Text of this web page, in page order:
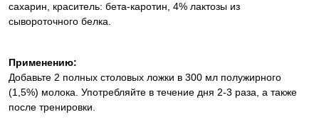
сахарин, краситель: бета-каротин, 4% лактозы из
сывороточного белка.
Применению:
Добавьте 2 полных столовых ложки в 300 мл полужирного
(1,5%) молока. Употребляйте в течение дня 2-3 раза, а также
после тренировки.